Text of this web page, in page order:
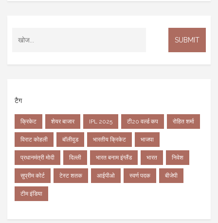
टैग
क्रिकेट शेयर बाजार IPL 2025 टी20 वर्ल्ड कप रोहित शर्मा
विराट कोहली बॉलीवुड भारतीय क्रिकेट भाजपा
प्रधानमंत्री मोदी दिल्ली भारत बनाम इंग्लैंड भारत निवेश
सुप्रीम कोर्ट टेस्ट शतक आईपीओ स्वर्ण पदक बीजेपी
टीम इंडिया